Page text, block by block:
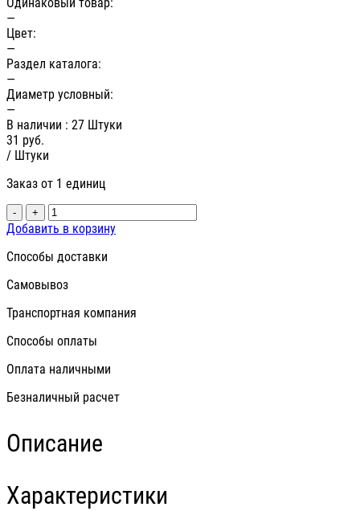
—
Цвет:
—
Раздел каталога:
—
Диаметр условный:
—
В наличии : 27 Штуки
31 руб.
/ Штуки
Заказ от 1 единиц
- +
Добавить в корзину
Способы доставки
Самовывоз
Транспортная компания
Способы оплаты
Оплата наличными
Безналичный расчет
Описание
Характеристики